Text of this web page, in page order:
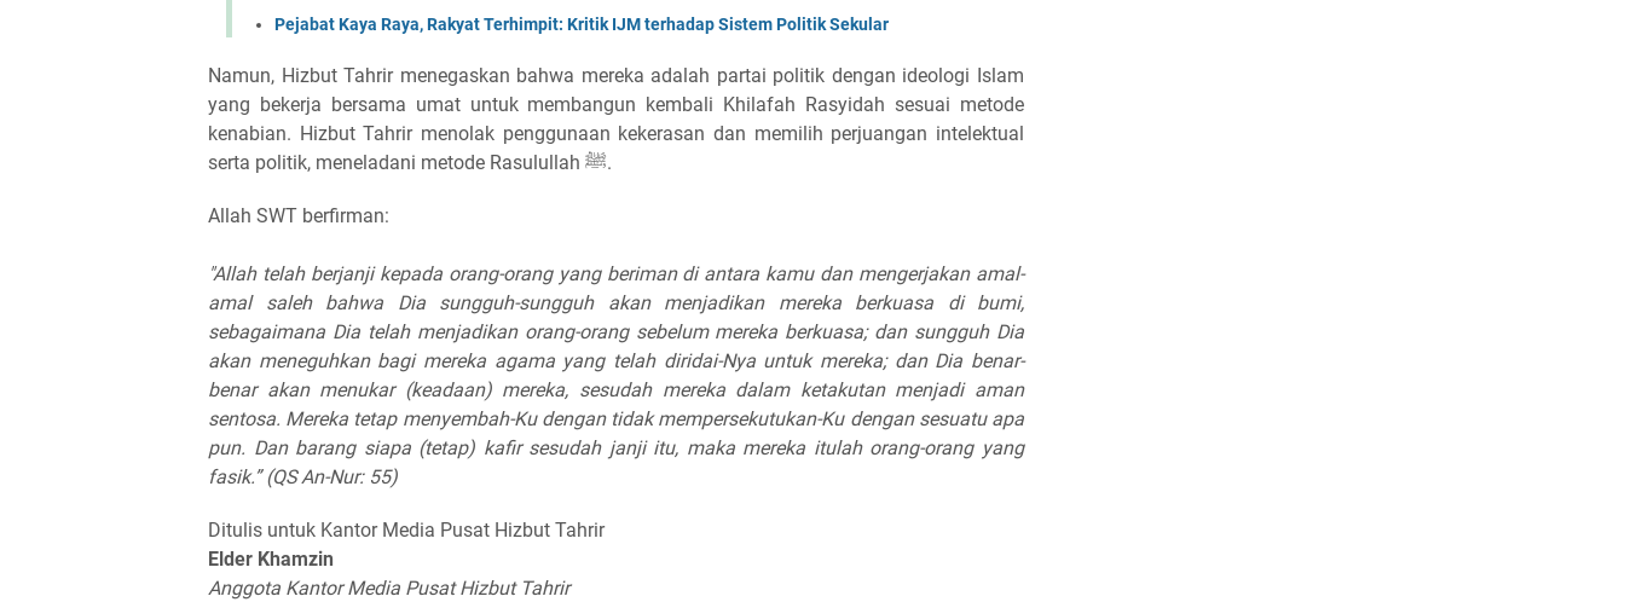
Pejabat Kaya Raya, Rakyat Terhimpit: Kritik IJM terhadap Sistem Politik Sekular
Namun, Hizbut Tahrir menegaskan bahwa mereka adalah partai politik dengan ideologi Islam
yang bekerja bersama umat untuk membangun kembali Khilafah Rasyidah sesuai metode
kenabian. Hizbut Tahrir menolak penggunaan kekerasan dan memilih perjuangan intelektual
serta politik, meneladani metode Rasulullah ﷺ.
Allah SWT berfirman:
"Allah telah berjanji kepada orang-orang yang beriman di antara kamu dan mengerjakan amal-
amal saleh bahwa Dia sungguh-sungguh akan menjadikan mereka berkuasa di bumi,
sebagaimana Dia telah menjadikan orang-orang sebelum mereka berkuasa; dan sungguh Dia
akan meneguhkan bagi mereka agama yang telah diridai-Nya untuk mereka; dan Dia benar-
benar akan menukar (keadaan) mereka, sesudah mereka dalam ketakutan menjadi aman
sentosa. Mereka tetap menyembah-Ku dengan tidak mempersekutukan-Ku dengan sesuatu apa
pun. Dan barang siapa (tetap) kafir sesudah janji itu, maka mereka itulah orang-orang yang
fasik.”(QS An-Nur: 55)
Ditulis untuk Kantor Media Pusat Hizbut Tahrir
Elder Khamzin
Anggota Kantor Media Pusat Hizbut Tahrir